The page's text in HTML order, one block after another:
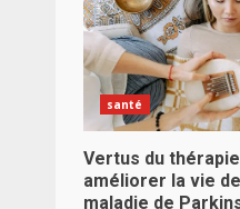
santé
Vertus du
améliorer la vie
maladie de